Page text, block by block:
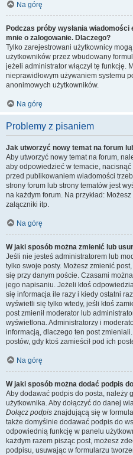
Na górę
Podczas próby wysłania
mnie o zalogowanie. Dlaczego?
Tylko zarejestrowani użytkownicy
użytkowników przez wbudowany
jeżeli administrator włączył tę funkcję.
nieprawidłowym używaniem systemu
anonimowych użytkowników.
Na górę
Problemy z pisaniem
Jak utworzyć nowy temat na forum
Aby utworzyć nowy temat na forum,
aby odpowiedzieć w temacie, nacisnąć
przed publikowaniem wiadomości
strony forum lub strony tematów jest
na każdym forum. Na przykład:
załączniki itp.
Na górę
W jaki sposób można zmienić lub
Jeśli nie jesteś administratorem lub
tylko swoje posty. Możesz zmienić
się przy danym poście. Czasami
jego napisaniu. Jeżeli ktoś
się informacja ile razy i kiedy ostatni
wyświetli się tylko wtedy, jeśli ktoś
post zmienił moderator lub
wyświetlona. Administratorzy i
informacją, dlaczego ten post
postów, gdy ktoś zamieścił pod ich
Na górę
W jaki sposób można dodać podpis
Aby dodawać podpis do posta, należy
użytkownika. Aby dołączyć do danej
Dołącz podpis znajdującą się w
także domyślnie dodawać podpis do
odpowiednią funkcję w panelu
każdym razem pisząc post, możesz
podpisu, usuwając w formularzu